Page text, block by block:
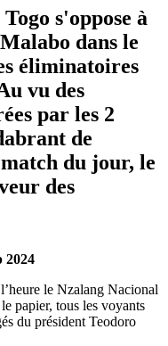
s'oppose à
dans le
éliminatoires
vu des
par les 2
de
du jour, le
des
2024
le Nzalang Nacional
papier, tous les voyants
du président Teodoro